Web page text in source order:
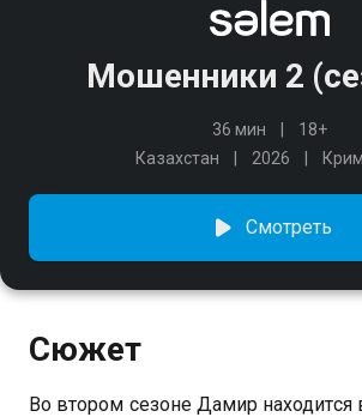
Мошенники 2
36 мин
18+
Казахстан
2026
Смотреть
Сюжет
Во втором сезоне Дамир находится